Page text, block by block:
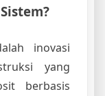
inovasi
yang
berbasis